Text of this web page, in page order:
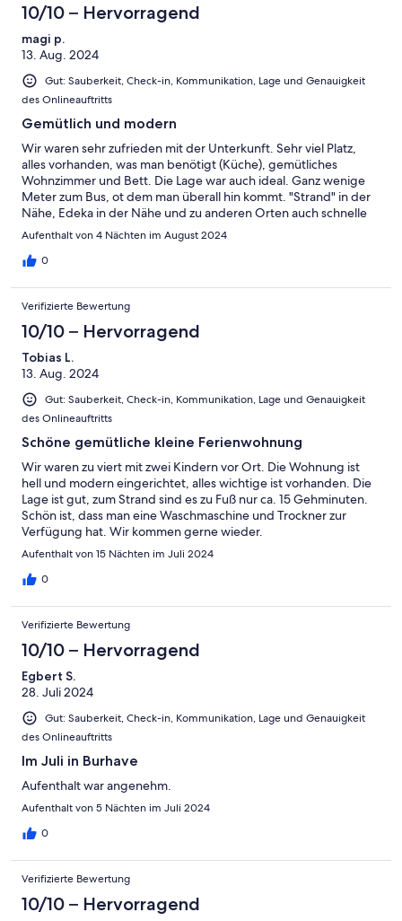
10/10 – Hervorragend
magi p.
13. Aug. 2024
Gut: Sauberkeit, Check-in, Kommunikation, Lage und Genauigkeit
des Onlineauftritts
Gemütlich und modern
Wir waren sehr zufrieden mit der Unterkunft. Sehr viel Platz,
alles vorhanden, was man benötigt (Küche), gemütliches
Wohnzimmer und Bett. Die Lage war auch ideal. Ganz wenige
Meter zum Bus, ot dem man überall hin kommt. "Strand" in der
Nähe, Edeka in der Nähe und zu anderen Orten auch schnelle
Anbindung. Ich würde diese Wohnung auf jeden Fall nochmal
buchen. Auch die Kommunikation mit der Vermieterin war
richtig gut. Alles hat perfekt geklappt. Danke.
Aufenthalt von 4 Nächten im August 2024
0
Verifizierte Bewertung
10/10 – Hervorragend
Tobias L.
13. Aug. 2024
Gut: Sauberkeit, Check-in, Kommunikation, Lage und Genauigkeit
des Onlineauftritts
Schöne gemütliche kleine Ferienwohnung
Wir waren zu viert mit zwei Kindern vor Ort. Die Wohnung ist
hell und modern eingerichtet, alles wichtige ist vorhanden. Die
Lage ist gut, zum Strand sind es zu Fuß nur ca. 15 Gehminuten.
Schön ist, dass man eine Waschmaschine und Trockner zur
Verfügung hat. Wir kommen gerne wieder.
Aufenthalt von 15 Nächten im Juli 2024
0
Verifizierte Bewertung
10/10 – Hervorragend
Egbert S.
28. Juli 2024
Gut: Sauberkeit, Check-in, Kommunikation, Lage und Genauigkeit
des Onlineauftritts
Im Juli in Burhave
Aufenthalt war angenehm.
Aufenthalt von 5 Nächten im Juli 2024
0
Verifizierte Bewertung
10/10 – Hervorragend